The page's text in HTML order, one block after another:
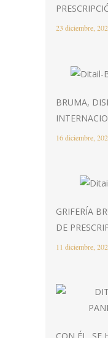
23 diciembre,
BRUMA,
16 diciembre,
GRIFERÍA
DE
11 diciembre,